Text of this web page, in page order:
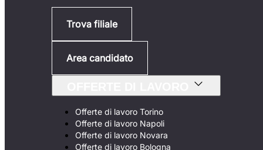
Trova filiale
Area candidato
Offerte di lavoro Torino
Offerte di lavoro Napoli
Offerte di lavoro Novara
Offerte di lavoro Bologna